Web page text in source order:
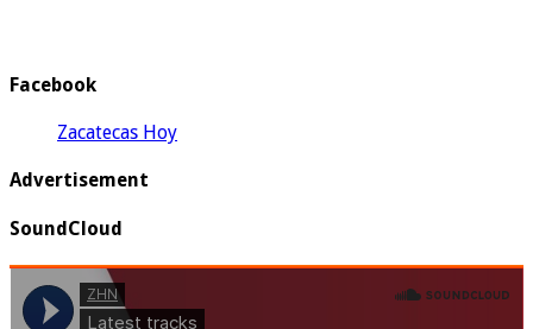
Facebook
Zacatecas Hoy
Advertisement
SoundCloud